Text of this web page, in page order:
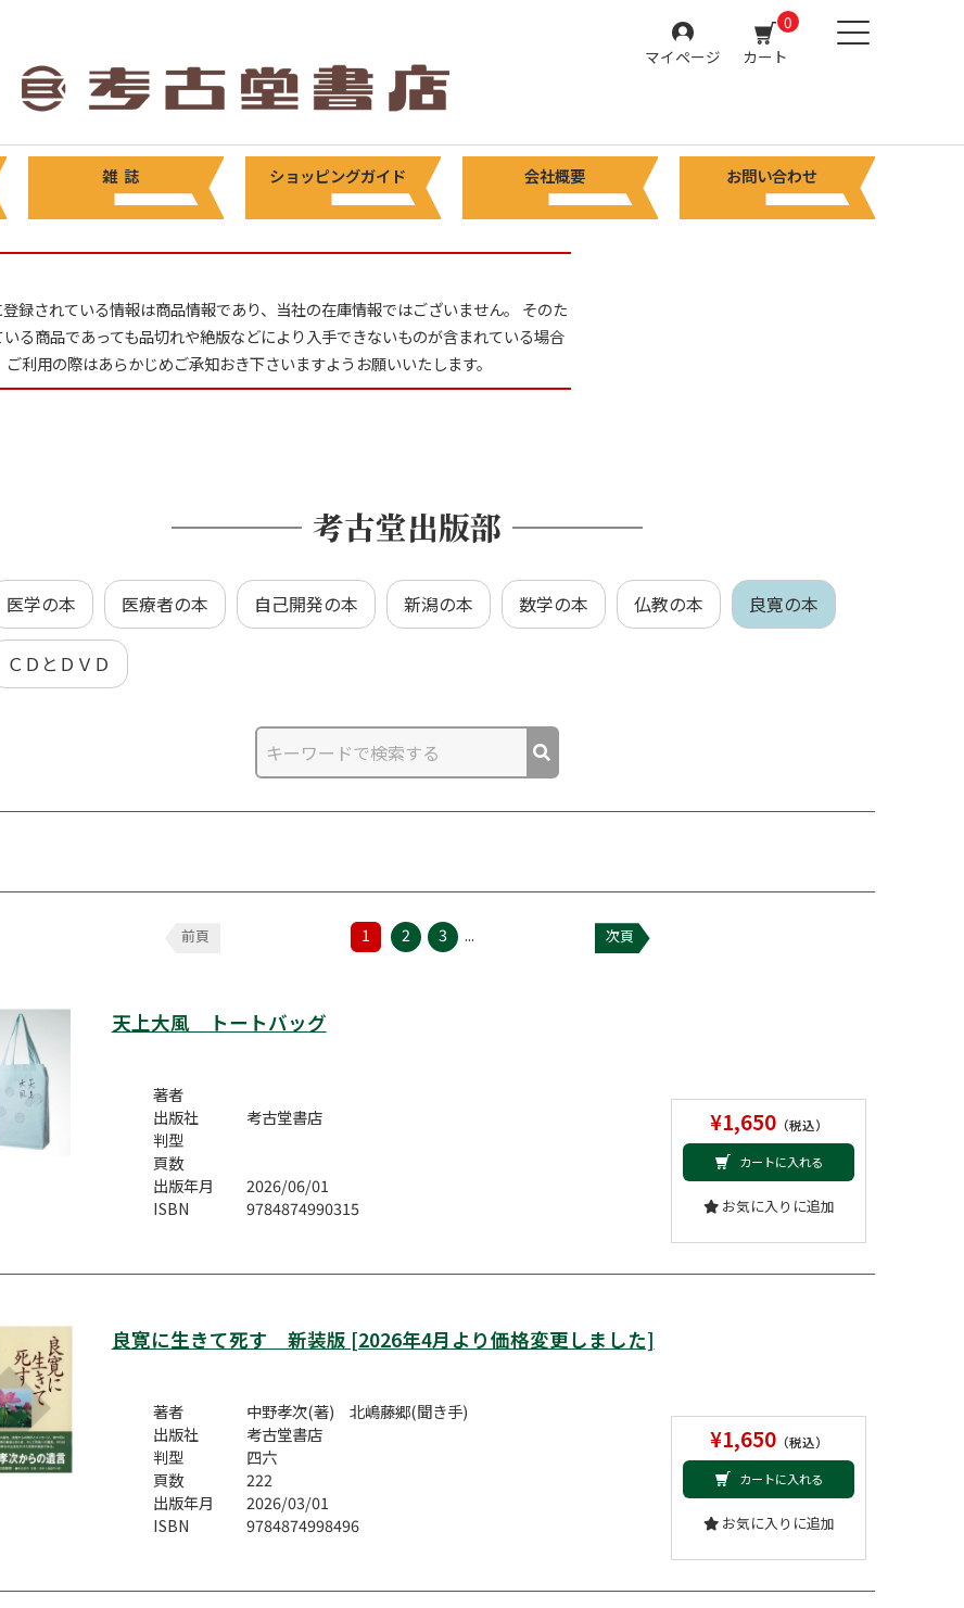
マイページ カート
0
雑 誌 ショッピングガイド 会社概要 お問い合わせ
録されている情報は商品情報であり、当社の在庫情報ではございません。 そのた
る商品であっても品切れや絶版などにより入手できないものが含まれている場合
ご利用の際はあらかじめご承知おき下さいますようお願いいたします。
考古堂出版部
医学の本 医療者の本 自己開発の本 新潟の本 数学の本 仏教の本 良寛の本
ＣＤとＤＶＤ
前頁 1 2 3 ... 次頁
天上大風 トートバッグ
著者
出版社
考古堂書店
判型
頁数
出版年月
2026/06/01
ISBN
9784874990315
¥1,650（税込）
カートに入れる
お気に入りに追加
良寛に生きて死す 新装版 [2026年4月より価格変更しました]
著者
中野孝次(著) 北嶋藤郷(聞き手)
出版社
考古堂書店
判型
四六
頁数
222
出版年月
2026/03/01
ISBN
9784874998496
¥1,650（税込）
カートに入れる
お気に入りに追加